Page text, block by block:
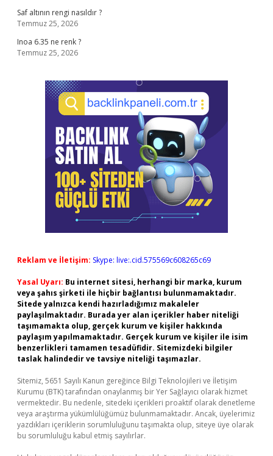
Saf altının rengi nasıldır ?
Temmuz 25, 2026
Inoa 6.35 ne renk ?
Temmuz 25, 2026
Reklam ve İletişim: Skype: live:.cid.575569c608265c69
Yasal Uyarı: Bu internet sitesi, herhangi bir marka, kurum
veya şahıs şirketi ile hiçbir bağlantısı bulunmamaktadır.
Sitede yalnızca kendi hazırladığımız makaleler
paylaşılmaktadır. Burada yer alan içerikler haber niteliği
taşımamakta olup, gerçek kurum ve kişiler hakkında
paylaşım yapılmamaktadır. Gerçek kurum ve kişiler ile isim
benzerlikleri tamamen tesadüfidir. Sitemizdeki bilgiler
taslak halindedir ve tavsiye niteliği taşımazlar.
Sitemiz, 5651 Sayılı Kanun gereğince Bilgi Teknolojileri ve İletişim
Kurumu (BTK) tarafından onaylanmış bir Yer Sağlayıcı olarak hizmet
vermektedir. Bu nedenle, sitedeki içerikleri proaktif olarak denetleme
veya araştırma yükümlülüğümüz bulunmamaktadır. Ancak, üyelerimiz
yazdıkları içeriklerin sorumluluğunu taşımakta olup, siteye üye olarak
bu sorumluluğu kabul etmiş sayılırlar.